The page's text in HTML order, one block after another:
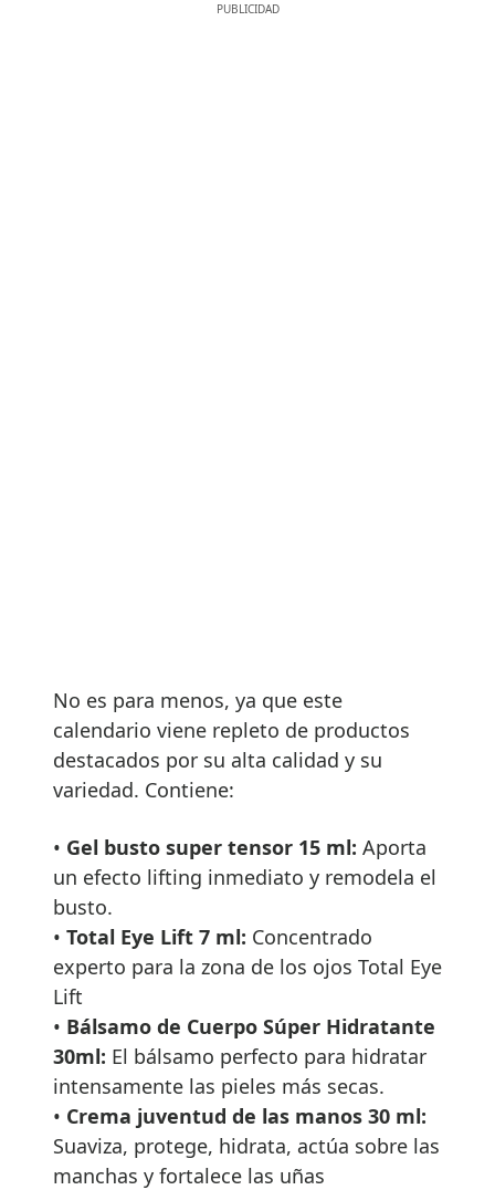
No es para menos, ya que este
calendario viene repleto de productos
destacados por su alta calidad y su
variedad. Contiene:
• Gel busto super tensor 15 ml: Aporta
un efecto lifting inmediato y remodela el
busto.
• Total Eye Lift 7 ml: Concentrado
experto para la zona de los ojos Total Eye
Lift
• Bálsamo de Cuerpo Súper Hidratante
30ml: El bálsamo perfecto para hidratar
intensamente las pieles más secas.
• Crema juventud de las manos 30 ml:
Suaviza, protege, hidrata, actúa sobre las
manchas y fortalece las uñas